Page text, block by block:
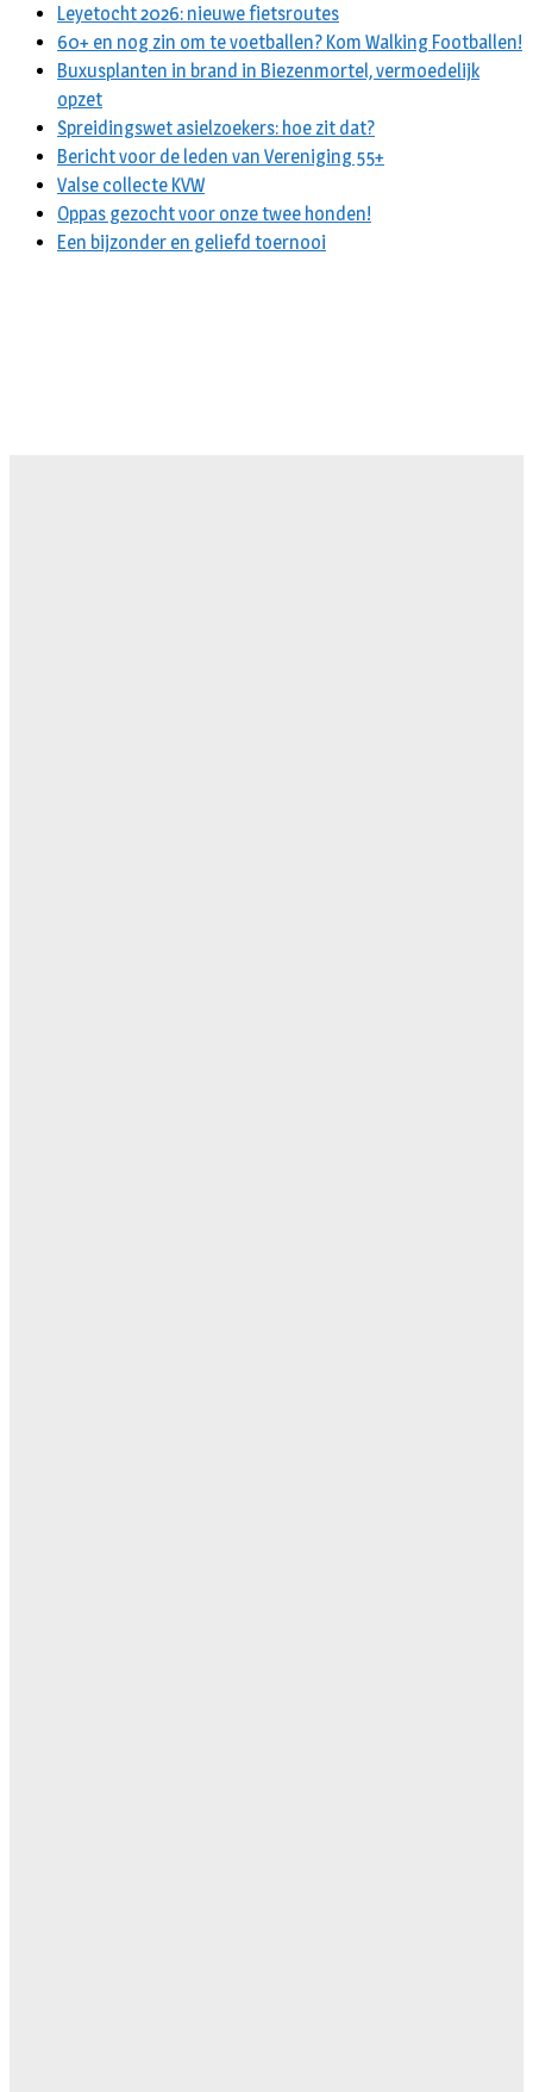
Leyetocht 2026: nieuwe fietsroutes
60+ en nog zin om te voetballen? Kom Walking Footballen!
Buxusplanten in brand in Biezenmortel, vermoedelijk
opzet
Spreidingswet asielzoekers: hoe zit dat?
Bericht voor de leden van Vereniging 55+
Valse collecte KVW
Oppas gezocht voor onze twee honden!
Een bijzonder en geliefd toernooi